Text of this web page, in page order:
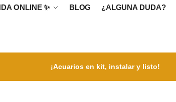
ONLINE✨ BLOG ¿ALGUNA DUDA?
¡Acuarios en kit, instalar y listo!